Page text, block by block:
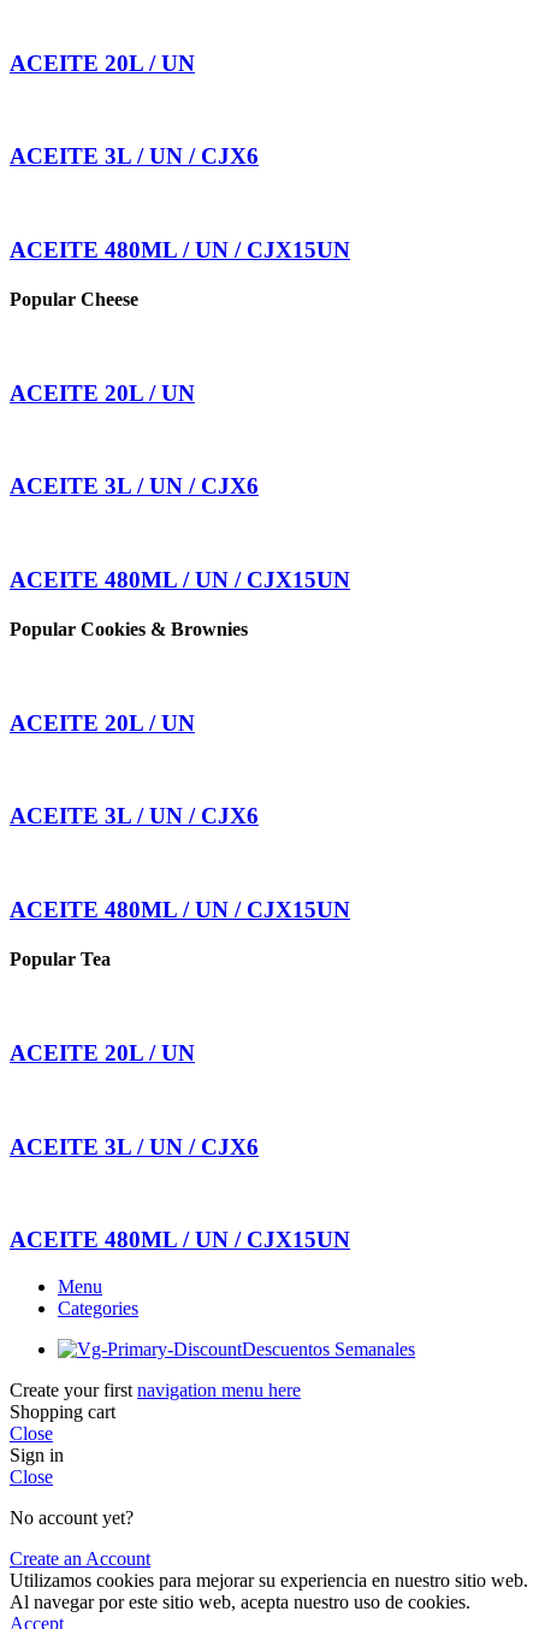
ACEITE 20L / UN
ACEITE 3L / UN / CJX6
ACEITE 480ML / UN / CJX15UN
Popular Cheese
ACEITE 20L / UN
ACEITE 3L / UN / CJX6
ACEITE 480ML / UN / CJX15UN
Popular Cookies & Brownies
ACEITE 20L / UN
ACEITE 3L / UN / CJX6
ACEITE 480ML / UN / CJX15UN
Popular Tea
ACEITE 20L / UN
ACEITE 3L / UN / CJX6
ACEITE 480ML / UN / CJX15UN
Menu
Categories
Descuentos Semanales
Create your first navigation menu here
Shopping cart
Close
Sign in
Close
No account yet?
Create an Account
Utilizamos cookies para mejorar su experiencia en nuestro sitio web.
Al navegar por este sitio web, acepta nuestro uso de cookies.
Accept